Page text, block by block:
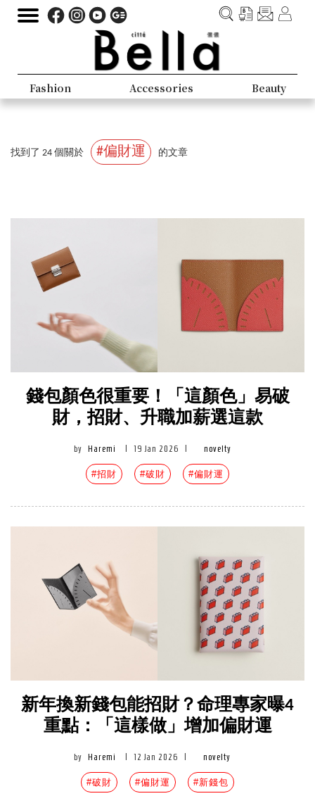
Fashion Accessories Beauty
找到了 24 個關於 #偏財運 的文章
錢包顏色很重要！「這顏色」易破
財，招財、升職加薪選這款
by Haremi 19 Jan 2026 novelty
#招財 #破財 #偏財運
新年換新錢包能招財？命理專家曝4
重點：「這樣做」增加偏財運
by Haremi 12 Jan 2026 novelty
#破財 #偏財運 #新錢包